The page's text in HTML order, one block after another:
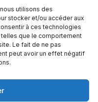
utilisons des
stocker et/ou accéder aux
à ces technologies
que le comportement
Le fait de ne pas
peut avoir un effet négatif